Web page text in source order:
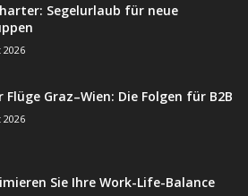
Segelurlaub für neue
2026
Flüge Graz–Wien: Die Folgen für B2B
2026
Sie Ihre Work-Life-Balance